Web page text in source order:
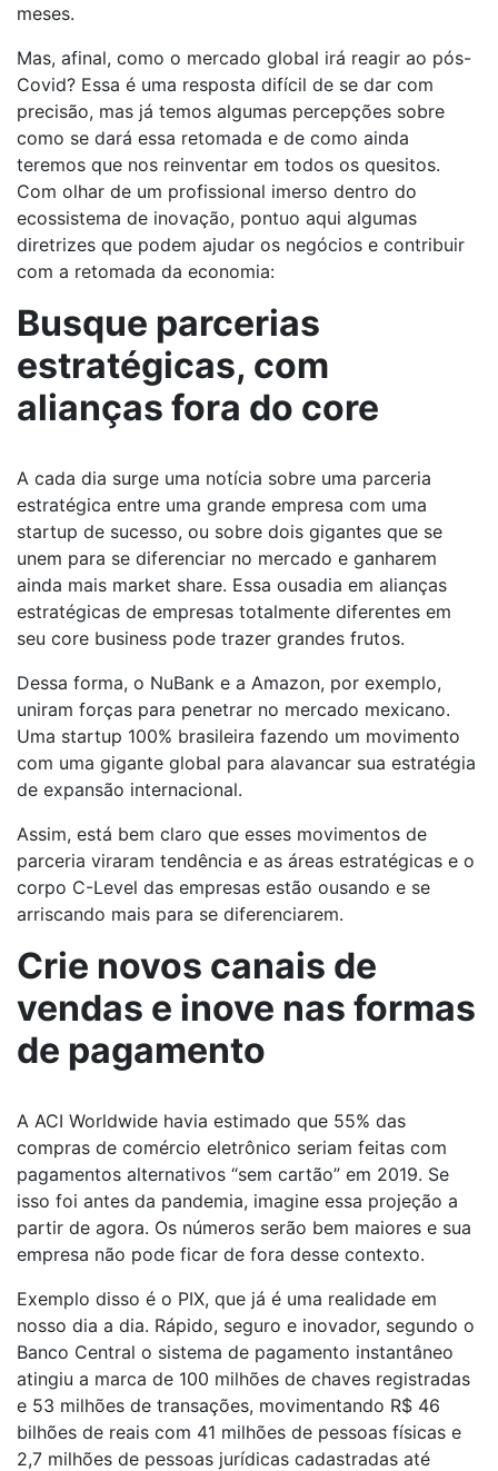
meses.
Mas, afinal, como o mercado global irá reagir ao pós-
Covid? Essa é uma resposta difícil de se dar com
precisão, mas já temos algumas percepções sobre
como se dará essa retomada e de como ainda
teremos que nos reinventar em todos os quesitos.
Com olhar de um profissional imerso dentro do
ecossistema de inovação, pontuo aqui algumas
diretrizes que podem ajudar os negócios e contribuir
com a retomada da economia:
Busque parcerias
estratégicas, com
alianças fora do core
A cada dia surge uma notícia sobre uma parceria
estratégica entre uma grande empresa com uma
startup de sucesso, ou sobre dois gigantes que se
unem para se diferenciar no mercado e ganharem
ainda mais market share. Essa ousadia em alianças
estratégicas de empresas totalmente diferentes em
seu core business pode trazer grandes frutos.
Dessa forma, o NuBank e a Amazon, por exemplo,
uniram forças para penetrar no mercado mexicano.
Uma startup 100% brasileira fazendo um movimento
com uma gigante global para alavancar sua estratégia
de expansão internacional.
Assim, está bem claro que esses movimentos de
parceria viraram tendência e as áreas estratégicas e o
corpo C-Level das empresas estão ousando e se
arriscando mais para se diferenciarem.
Crie novos canais de
vendas e inove nas formas
de pagamento
A ACI Worldwide havia estimado que 55% das
compras de comércio eletrônico seriam feitas com
pagamentos alternativos “sem cartão” em 2019. Se
isso foi antes da pandemia, imagine essa projeção a
partir de agora. Os números serão bem maiores e sua
empresa não pode ficar de fora desse contexto.
Exemplo disso é o PIX, que já é uma realidade em
nosso dia a dia. Rápido, seguro e inovador, segundo o
Banco Central o sistema de pagamento instantâneo
atingiu a marca de 100 milhões de chaves registradas
e 53 milhões de transações, movimentando R$ 46
bilhões de reais com 41 milhões de pessoas físicas e
2,7 milhões de pessoas jurídicas cadastradas até